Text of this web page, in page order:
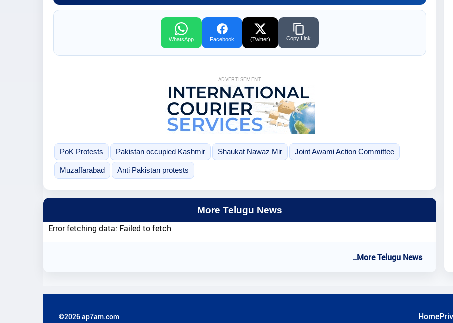
WhatsApp Facebook (Twitter) Copy Link
ADVERTISEMENT
PoK Protests Pakistan occupied Kashmir Shaukat Nawaz Mir Joint Awami Action Committee
Muzaffarabad Anti Pakistan protests
More Telugu News
Error fetching data: Failed to fetch
..More Telugu News
©2026 ap7am.com Home